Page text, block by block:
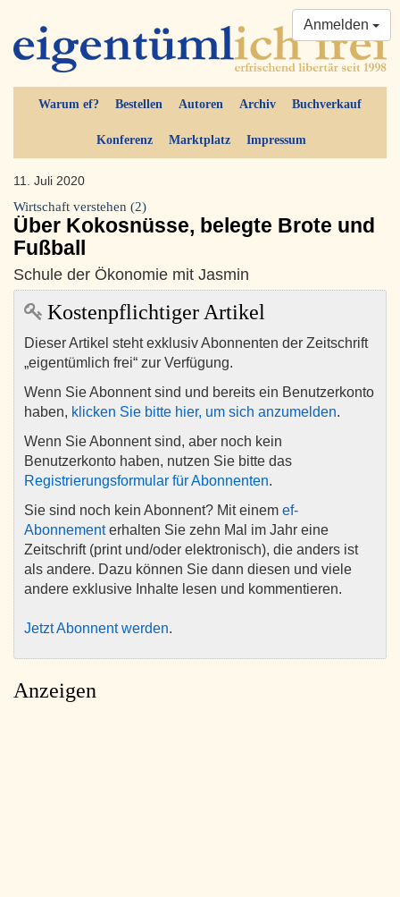
Warum ef? Bestellen Autoren Archiv Buchverkauf
Konferenz Marktplatz Impressum
Anmelden
11. Juli 2020
Wirtschaft verstehen (2)
Über Kokosnüsse, belegte Brote und
Fußball
Schule der Ökonomie mit Jasmin
Kostenpflichtiger Artikel
Dieser Artikel steht exklusiv Abonnenten der Zeitschrift
„eigentümlich frei“ zur Verfügung.
Wenn Sie Abonnent sind und bereits ein Benutzerkonto
haben, klicken Sie bitte hier, um sich anzumelden.
Wenn Sie Abonnent sind, aber noch kein
Benutzerkonto haben, nutzen Sie bitte das
Registrierungsformular für Abonnenten.
Sie sind noch kein Abonnent? Mit einem ef-
Abonnementerhalten Sie zehn Mal im Jahr eine
Zeitschrift (print und/oder elektronisch), die anders ist
als andere. Dazu können Sie dann diesen und viele
andere exklusive Inhalte lesen und kommentieren.
Jetzt Abonnent werden.
Anzeigen